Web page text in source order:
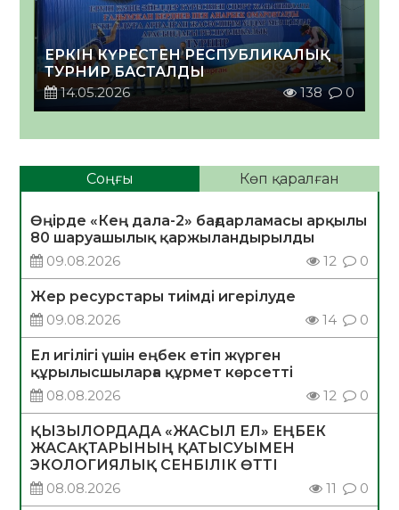
ЕРКІН КҮРЕСТЕН РЕСПУБЛИКАЛЫҚ
ТУРНИР БАСТАЛДЫ
14.05.2026
138 0
Соңғы Көп қаралған
Өңірде «Кең дала-2» бағдарламасы арқылы
80 шаруашылық қаржыландырылды
09.08.2026
12 0
Жер ресурстары тиімді игерілуде
09.08.2026
14 0
Ел игілігі үшін еңбек етіп жүрген
құрылысшыларға құрмет көрсетті
08.08.2026
12 0
ҚЫЗЫЛОРДАДА «ЖАСЫЛ ЕЛ» ЕҢБЕК
ЖАСАҚТАРЫНЫҢ ҚАТЫСУЫМЕН
ЭКОЛОГИЯЛЫҚ СЕНБІЛІК ӨТТІ
08.08.2026
11 0